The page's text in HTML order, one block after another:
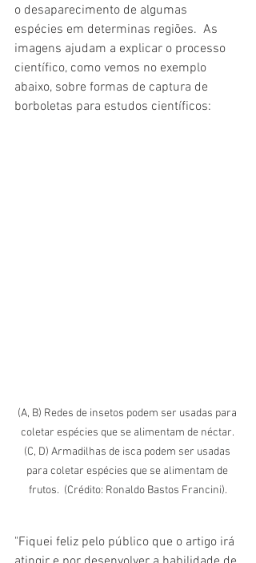
o desaparecimento de algumas
espécies em determinas regiões.  As
imagens ajudam a explicar o processo
científico, como vemos no exemplo
abaixo, sobre formas de captura de
borboletas para estudos científicos:
(A, B) Redes de insetos podem ser usadas para
coletar espécies que se alimentam de néctar.
(C, D) Armadilhas de isca podem ser usadas
para coletar espécies que se alimentam de
frutos.  (Crédito: Ronaldo Bastos Francini).
"Fiquei feliz pelo público que o artigo irá